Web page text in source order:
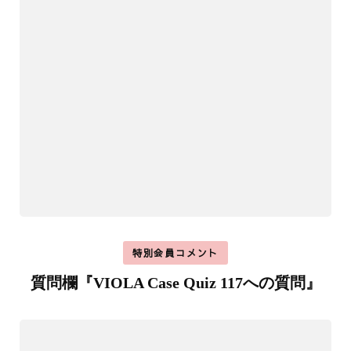
特別会員コメント
質問欄『VIOLA Case Quiz 117への質問』